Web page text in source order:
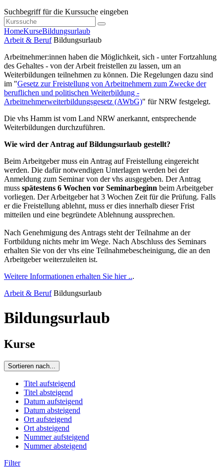
Suchbegriff für die Kurssuche eingeben
HomeKurseBildungsurlaub
Arbeit & Beruf Bildungsurlaub
Arbeitnehmer:innen haben die Möglichkeit, sich - unter Fortzahlung
des Gehaltes - von der Arbeit freistellen zu lassen, um an
Weiterbildungen teilnehmen zu können. Die Regelungen dazu sind
im "Gesetz zur Freistellung von Arbeitnehmern zum Zwecke der
beruflichen und politischen Weiterbildung -
Arbeitnehmerweiterbildungsgesetz (AWbG)" für NRW festgelegt.
Die vhs Hamm ist vom Land NRW anerkannt, entsprechende
Weiterbildungen durchzuführen.
Wie wird der Antrag auf Bildungsurlaub gestellt?
Beim Arbeitgeber muss ein Antrag auf Freistellung eingereicht
werden. Die dafür notwendigen Unterlagen werden bei der
Anmeldung zum Seminar von der vhs ausgegeben. Der Antrag
muss spätestens 6 Wochen vor Seminarbeginn beim Arbeitgeber
vorliegen. Der Arbeitgeber hat 3 Wochen Zeit für die Prüfung. Falls
er die Freistellung ablehnt, muss er dies innerhalb dieser Frist
mitteilen und eine begründete Ablehnung aussprechen.
Nach Genehmigung des Antrags steht der Teilnahme an der
Fortbildung nichts mehr im Wege. Nach Abschluss des Seminars
erhalten Sie von der vhs eine Teilnahmebescheinigung, die an den
Arbeitgeber weiterzuleiten ist.
Weitere Informationen erhalten Sie hier ...
Arbeit & Beruf Bildungsurlaub
Bildungsurlaub
Kurse
Sortieren nach...
Titel aufsteigend
Titel absteigend
Datum aufsteigend
Datum absteigend
Ort aufsteigend
Ort absteigend
Nummer aufsteigend
Nummer absteigend
Filter